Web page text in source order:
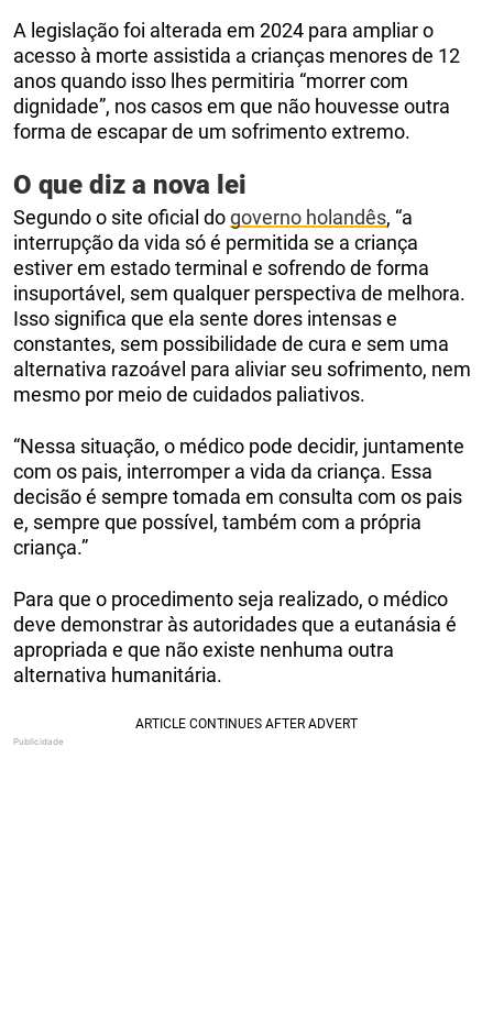
A legislação foi alterada em 2024 para ampliar o
acesso à morte assistida a crianças menores de 12
anos quando isso lhes permitiria “morrer com
dignidade”, nos casos em que não houvesse outra
forma de escapar de um sofrimento extremo.
O que diz a nova lei
Segundo o site oficial dogoverno holandês, “a
interrupção da vida só é permitida se a criança
estiver em estado terminal e sofrendo de forma
insuportável, sem qualquer perspectiva de melhora.
Isso significa que ela sente dores intensas e
constantes, sem possibilidade de cura e sem uma
alternativa razoável para aliviar seu sofrimento, nem
mesmo por meio de cuidados paliativos.
“Nessa situação, o médico pode decidir, juntamente
com os pais, interromper a vida da criança. Essa
decisão é sempre tomada em consulta com os pais
e, sempre que possível, também com a própria
criança.”
Para que o procedimento seja realizado, o médico
deve demonstrar às autoridades que a eutanásia é
apropriada e que não existe nenhuma outra
alternativa humanitária.